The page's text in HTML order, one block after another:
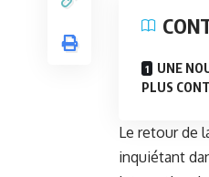
UNE
PLUS
Le retour de
inquiétant